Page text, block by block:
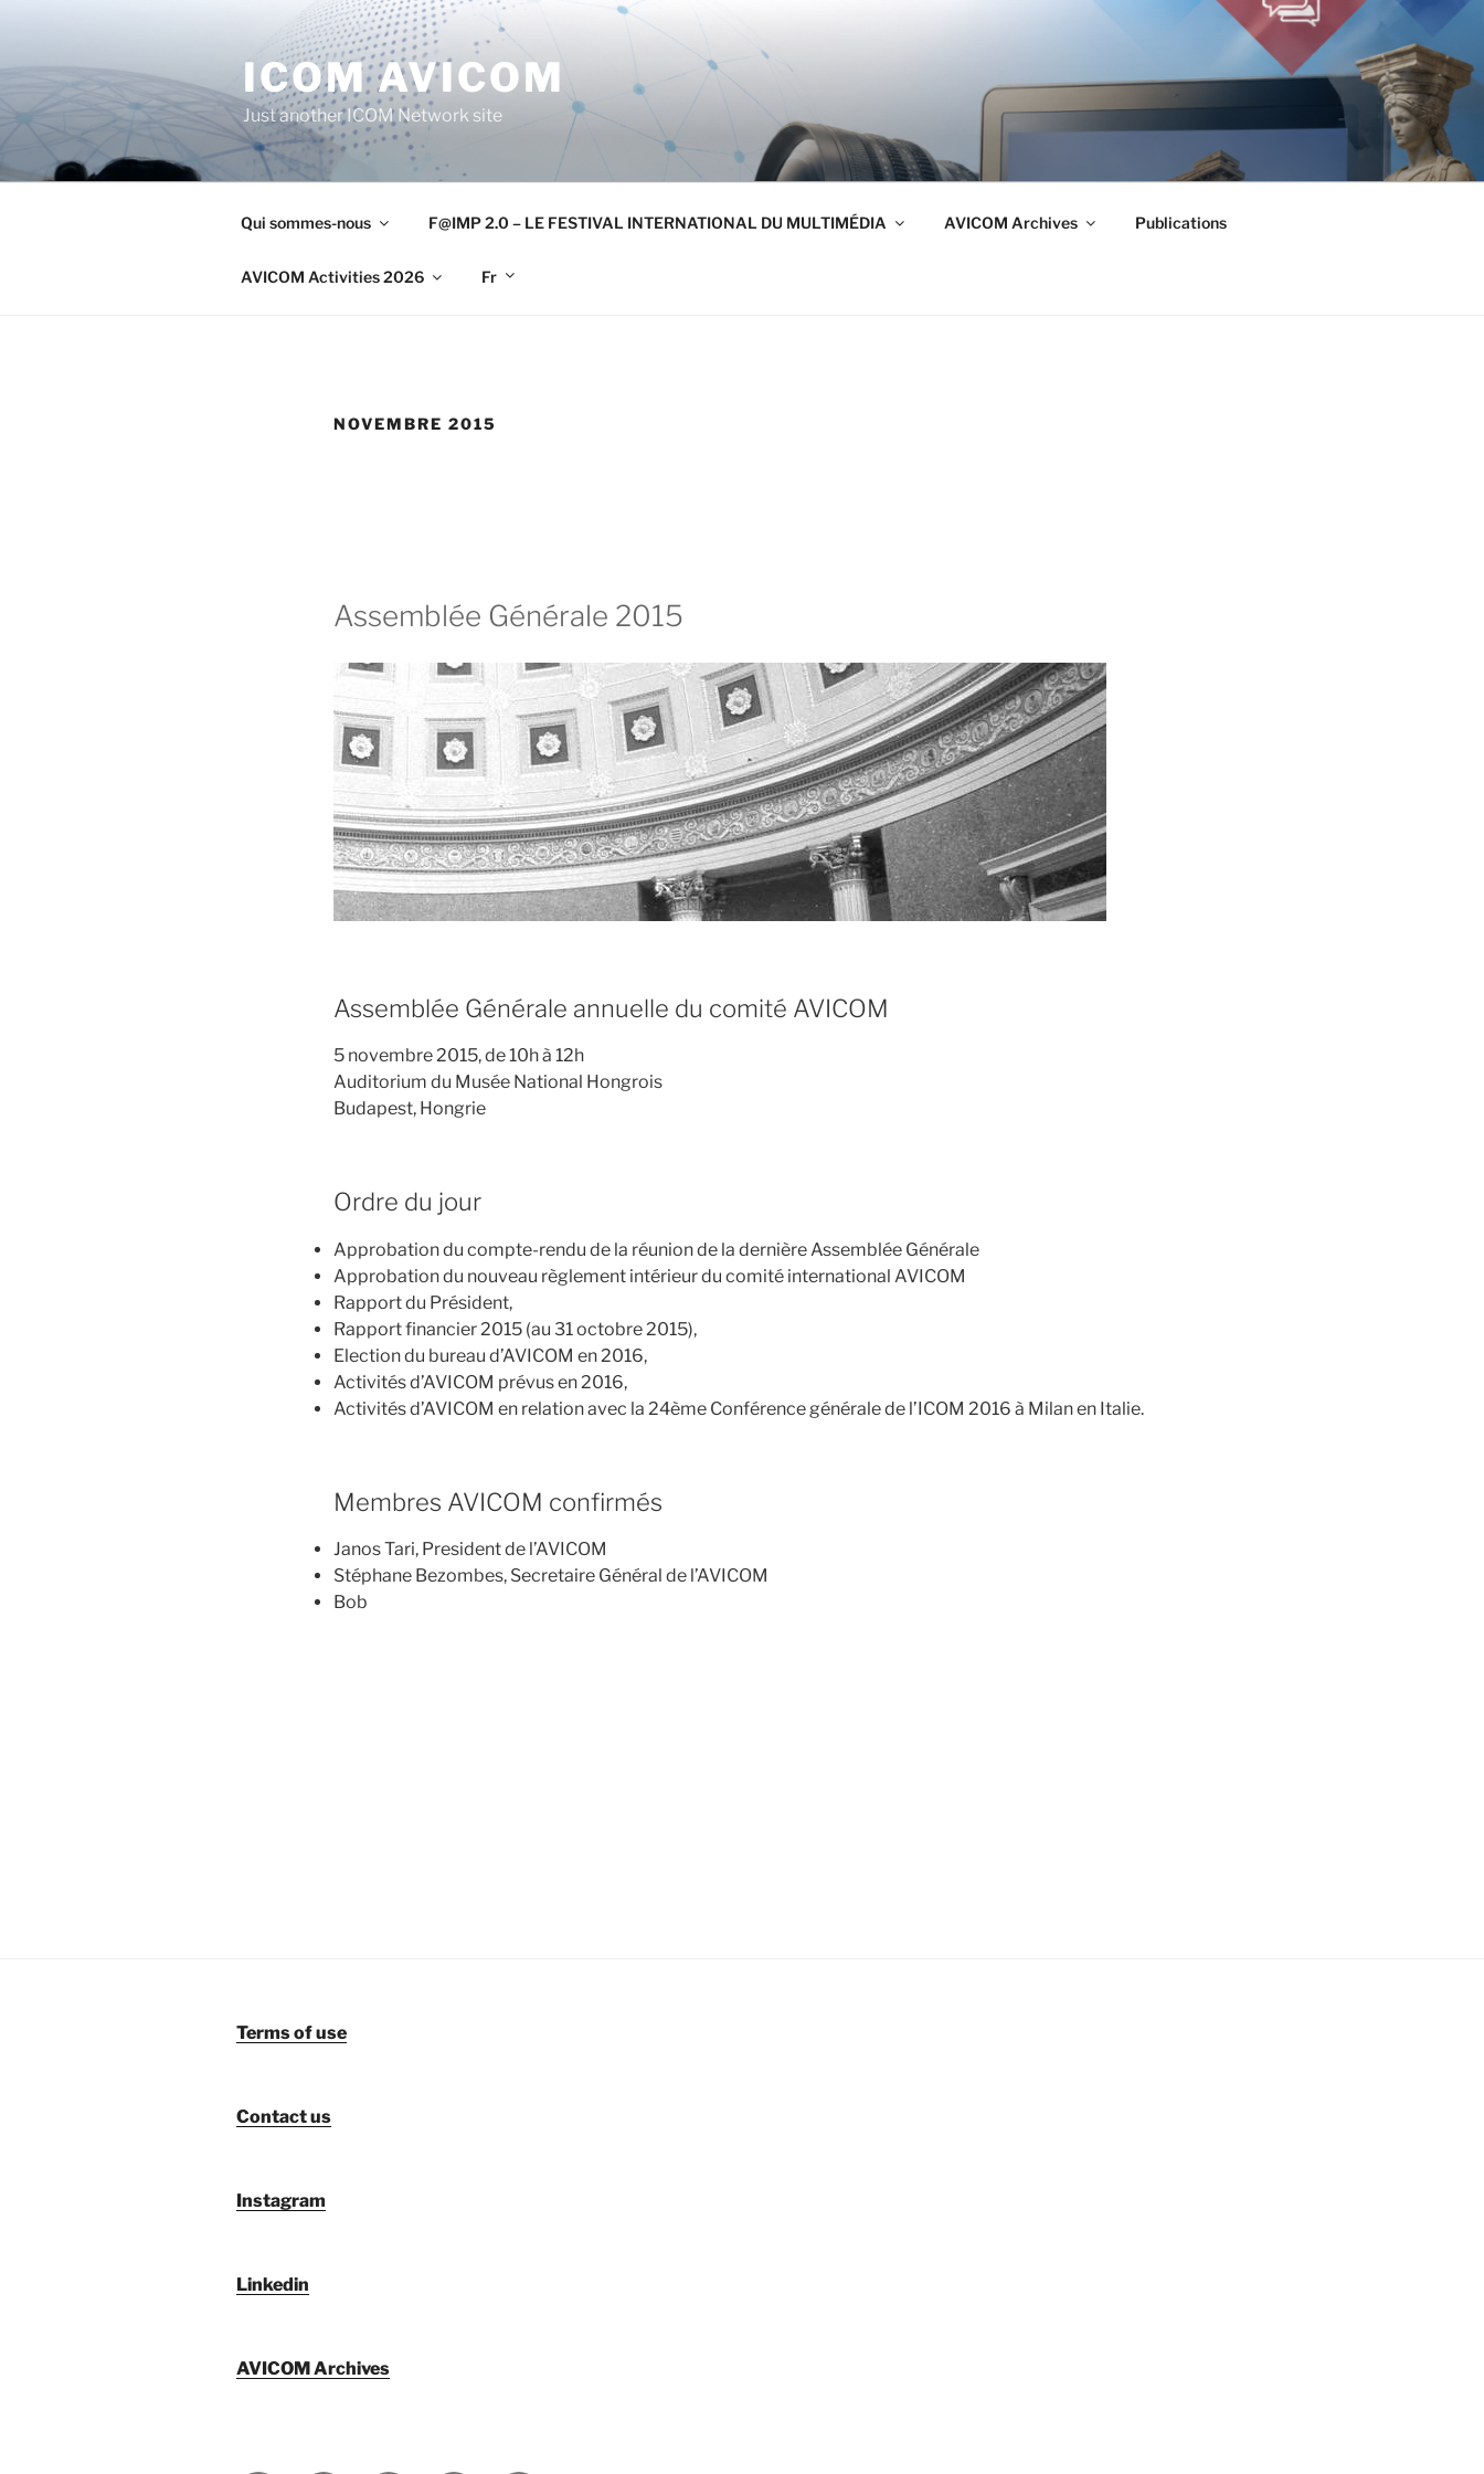
contenu
ICOM AVICOM
Just another ICOM Network site
Qui sommes-nous F@IMP 2.0 – LE FESTIVAL INTERNATIONAL DU MULTIMÉDIA AVICOM Archives Publications
AVICOM Activities 2026 Fr
NOVEMBRE 2015
Assemblée Générale 2015
Assemblée Générale annuelle du comité AVICOM
5 novembre 2015, de 10h à 12h
Auditorium du Musée National Hongrois
Budapest, Hongrie
Ordre du jour
Approbation du compte-rendu de la réunion de la dernière Assemblée Générale
Approbation du nouveau règlement intérieur du comité international AVICOM
Rapport du Président,
Rapport financier 2015 (au 31 octobre 2015),
Election du bureau d’AVICOM en 2016,
Activités d’AVICOM prévus en 2016,
Activités d’AVICOM en relation avec la 24ème Conférence générale de l’ICOM 2016 à Milan en Italie.
Membres AVICOM confirmés
Janos Tari, President de l’AVICOM
Stéphane Bezombes, Secretaire Général de l’AVICOM
Bob
Terms of use
Contact us
Instagram
Linkedin
AVICOM Archives